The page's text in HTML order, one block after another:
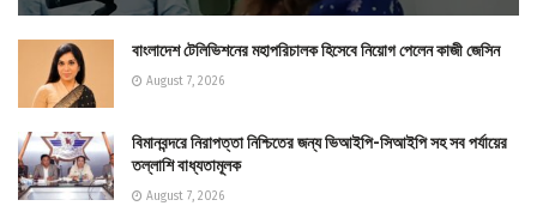
বাংলাদেশ টেলিভিশনের মহাপরিচালক হিসেবে নিয়োগ পেলেন কাজী জেসিন
August 7, 2026
বিমানবন্দরে নিরাপত্তা নিশ্চিতের জন্য ভিআইপি-সিআইপি সহ সব পর্যায়ের
তল্লাশি বাধ্যতামূলক
August 7, 2026